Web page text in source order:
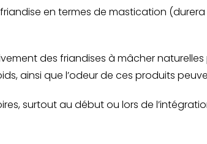
en termes de mastication
des friandises à mâcher
ainsi que l’odeur de ces produits
surtout au début ou lors de